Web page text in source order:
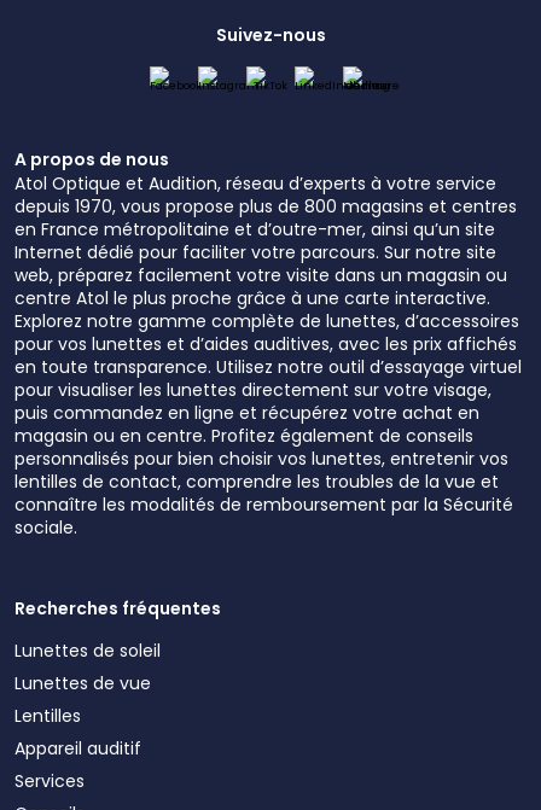
Suivez-nous
A propos de nous
Atol Optique et Audition, réseau d’experts à votre service
depuis 1970, vous propose plus de 800 magasins et centres
en France métropolitaine et d’outre-mer, ainsi qu’un site
Internet dédié pour faciliter votre parcours. Sur notre site
web, préparez facilement votre visite dans un magasin ou
centre Atol le plus proche grâce à une carte interactive.
Explorez notre gamme complète de lunettes, d’accessoires
pour vos lunettes et d’aides auditives, avec les prix affichés
en toute transparence. Utilisez notre outil d’essayage virtuel
pour visualiser les lunettes directement sur votre visage,
puis commandez en ligne et récupérez votre achat en
magasin ou en centre. Profitez également de conseils
personnalisés pour bien choisir vos lunettes, entretenir vos
lentilles de contact, comprendre les troubles de la vue et
connaître les modalités de remboursement par la Sécurité
sociale.
Recherches fréquentes
Lunettes de soleil
Lunettes de vue
Lentilles
Appareil auditif
Services